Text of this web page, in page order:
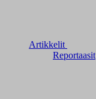
Artikkelit
Reportaasit